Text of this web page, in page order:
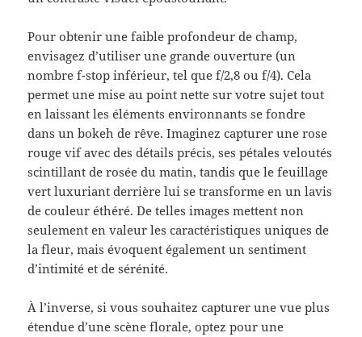
Pour obtenir une faible profondeur de champ,
envisagez d’utiliser une grande ouverture (un
nombre f-stop inférieur, tel que f/2,8 ou f/4). Cela
permet une mise au point nette sur votre sujet tout
en laissant les éléments environnants se fondre
dans un bokeh de rêve. Imaginez capturer une rose
rouge vif avec des détails précis, ses pétales veloutés
scintillant de rosée du matin, tandis que le feuillage
vert luxuriant derrière lui se transforme en un lavis
de couleur éthéré. De telles images mettent non
seulement en valeur les caractéristiques uniques de
la fleur, mais évoquent également un sentiment
d’intimité et de sérénité.
À l’inverse, si vous souhaitez capturer une vue plus
étendue d’une scène florale, optez pour une